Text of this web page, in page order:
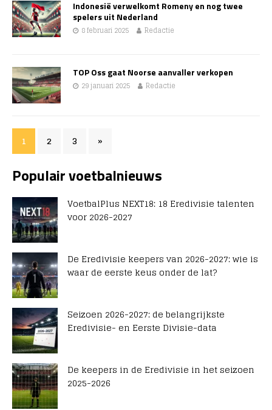
Indonesië verwelkomt Romeny en nog twee
spelers uit Nederland
8 februari 2025 Redactie
TOP Oss gaat Noorse aanvaller verkopen
29 januari 2025 Redactie
1 2 3 »
Populair voetbalnieuws
VoetbalPlus NEXT18: 18 Eredivisie talenten
voor 2026-2027
De Eredivisie keepers van 2026-2027: wie is
waar de eerste keus onder de lat?
Seizoen 2026-2027: de belangrijkste
Eredivisie- en Eerste Divisie-data
De keepers in de Eredivisie in het seizoen
2025-2026